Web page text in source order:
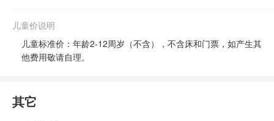
儿童价说明
儿童标准价：年龄2-12周岁（不含），不含床和门票，如产生其
他费用敬请自理。
其它